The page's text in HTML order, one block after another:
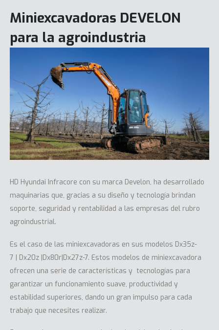
Miniexcavadoras DEVELON
para la agroindustria
HD Hyundai Infracore con su marca Develon, ha desarrollado
maquinarias que, gracias a su diseño y tecnología brindan
soporte, seguridad y rentabilidad a las empresas del rubro
agroindustrial.
Es el caso de las miniexcavadoras en sus modelos Dx35z-
7 | Dx20z |Dx80r|Dx27z-7. Estos modelos de miniexcavadora
ofrecen una serie de características y tecnologías para
garantizar un funcionamiento suave, productividad y
estabilidad superiores, dando un gran impulso para cada
trabajo que necesites realizar.